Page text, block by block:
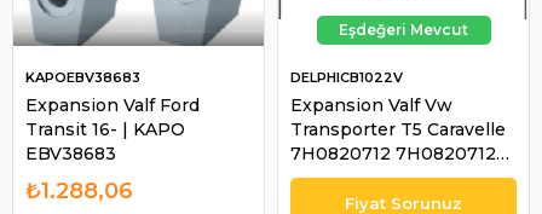
Expansion Valf Ford
Transit 16- | KAPO
EBV38683
KAPOEBV38683
₺1.288,06
Expansion Valf Vw
Transporter T5 Caravelle
7H0820712 7H0820712B
16476703 | DELPHI
CB1022V
DELPHICB1022V